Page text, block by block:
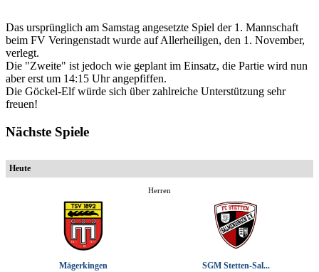
Das ursprünglich am Samstag angesetzte Spiel der 1. Mannschaft
beim FV Veringenstadt wurde auf Allerheiligen, den 1. November,
verlegt.
Die "Zweite" ist jedoch wie geplant im Einsatz, die Partie wird nun
aber erst um 14:15 Uhr angepfiffen.
Die Göckel-Elf würde sich über zahlreiche Unterstützung sehr
freuen!
Nächste Spiele
Heute
Herren
Mägerkingen SGM Stetten-Sal...